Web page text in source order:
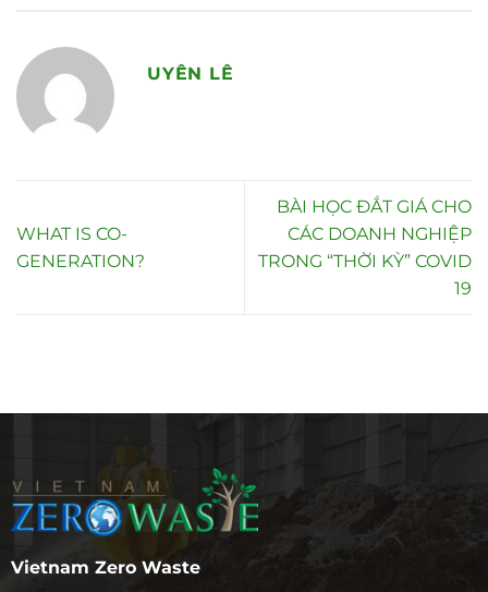
UYÊN LÊ
WHAT IS CO-
GENERATION?
BÀI HỌC ĐẮT GIÁ CHO
CÁC DOANH NGHIỆP
TRONG “THỜI KỲ” COVID
19
Vietnam Zero Waste